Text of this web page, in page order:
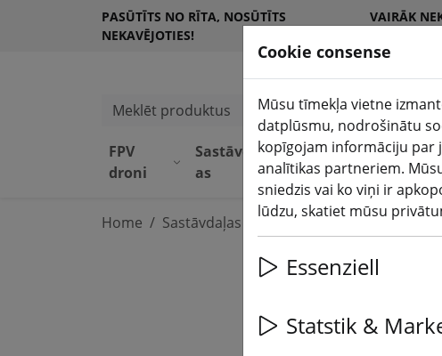
PASŪTĪTS NO RĪTA, NOSŪTĪTS
NEKAVĒJOTIES!
VAIRĀK
Meklēt produktus
FPV
droni
Sastāvdaļ
as
Aprīkoju
ms
DJI
Home Sastāvdaļas FPV antenas
Cookie consense
Mūsu tīmekļa vietne
datplūsmu, nodrošinātu
kopīgojam informāciju par
analītikas partneriem.
sniedzis vai ko viņi ir
lūdzu, skatiet mūsu
Essenziell
Statstik &